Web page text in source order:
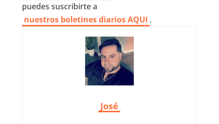
puedes suscribirte a
nuestros boletines diarios AQUI .
José